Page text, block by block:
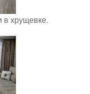
в хрущевке.